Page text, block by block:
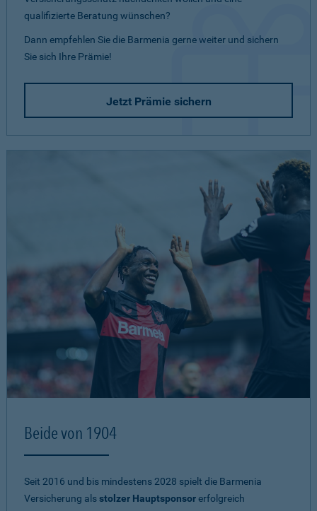
qualifizierte Beratung wünschen?
Dann empfehlen Sie die Barmenia gerne weiter und sichern
Sie sich Ihre Prämie!
Jetzt Prämie sichern
Beide von 1904
Seit 2016 und bis mindestens 2028 spielt die Barmenia
Versicherung alsstolzer Hauptsponsorerfolgreich